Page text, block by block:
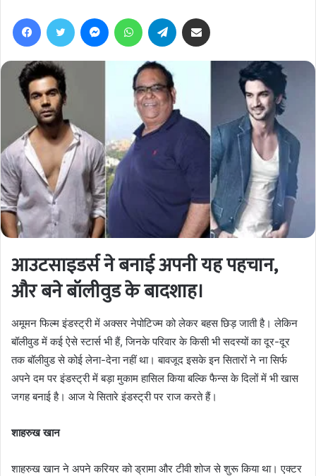
FacebookTwitter MessengerWhatsAppTelegram
आउटसाइडर्स ने बनाई अपनी यह पहचान,
और बने बॉलीवुड के बादशाह।
अमूमन फिल्म इंडस्ट्री में अक्सर नेपोटिज्म को लेकर बहस छिड़ जाती है। लेकिन
बॉलीवुड में कई ऐसे स्टार्स भी हैं, जिनके परिवार के किसी भी सदस्यों का दूर-दूर
तक बॉलीवुड से कोई लेना-देना नहीं था। बावजूद इसके इन सितारों ने ना सिर्फ
अपने दम पर इंडस्ट्री में बड़ा मुकाम हासिल किया बल्कि फैन्स के दिलों में भी खास
जगह बनाई है। आज ये सितारे इंडस्ट्री पर राज करते हैं।
शाहरुख खान
शाहरुख खान ने अपने करियर को ड्रामा और टीवी शोज से शुरू किया था। एक्टर